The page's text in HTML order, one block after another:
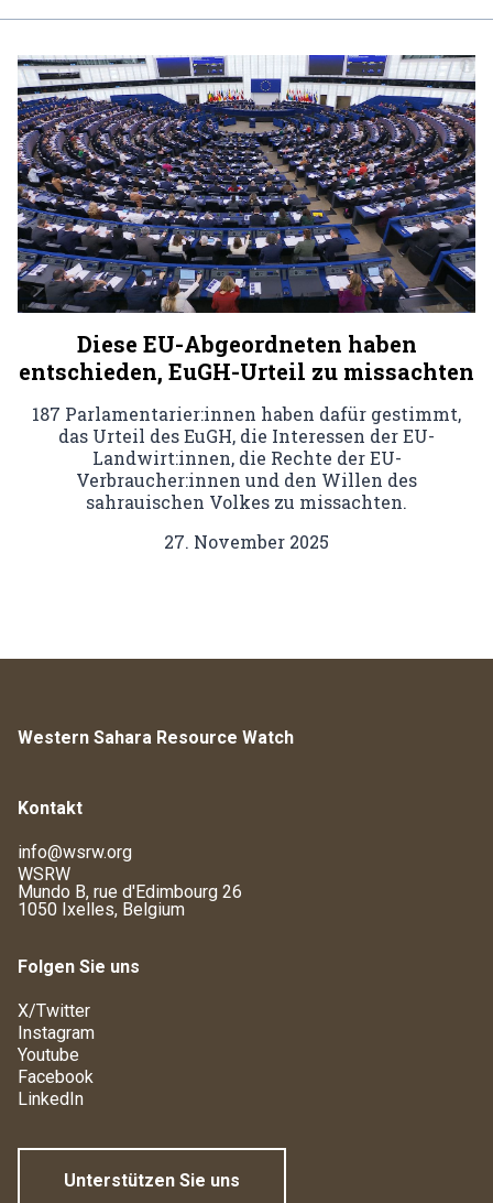
Diese EU-Abgeordneten haben
entschieden, EuGH-Urteil zu missachten
187 Parlamentarier:innen haben dafür gestimmt,
das Urteil des EuGH, die Interessen der EU-
Landwirt:innen, die Rechte der EU-
Verbraucher:innen und den Willen des
sahrauischen Volkes zu missachten.
27. November 2025
Western Sahara Resource Watch
Kontakt
info@wsrw.org
WSRW
Mundo B, rue d'Edimbourg 26
1050 Ixelles, Belgium
Folgen Sie uns
X/Twitter
Instagram
Youtube
Facebook
LinkedIn
Unterstützen Sie uns